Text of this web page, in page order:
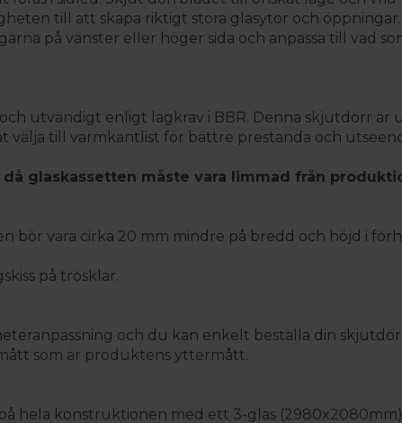
till att skapa riktigt stora glasytor och
på vänster eller höger sida och anpassa till vad
utvändigt enligt lagkrav i BBR. Denna skjutdörr är
välja till varmkantlist för bättre prestanda och
glaskassetten måste vara limmad från
vara cirka 20 mm mindre på bredd och höjd i
på trösklar.
och du kan enkelt beställa din
som är produktens yttermått.
hela konstruktionen med ett 3-glas